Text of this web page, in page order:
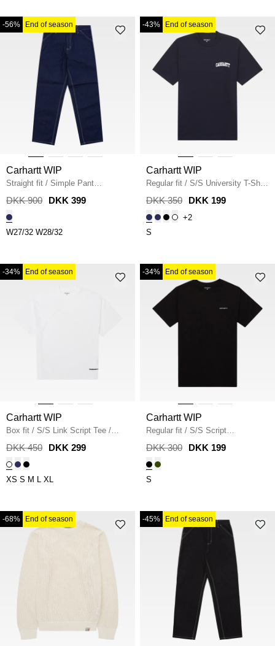
-56% End of season
Carhartt WIP
Straight fit / Simple Pant
I022947.012Y / BLUE ONE
DKK 900 DKK 399
W27/32 W28/32
-43% End of season
Carhartt WIP
Regular fit / S/S University T-Shirt
I034852 / DEEP NIGHT
DKK 350 DKK 199
+2
S
-34% End of season
Carhartt WIP
Box fit / S/S Link Script Tee /
WHITE
DKK 450 DKK 299
XS S M L XL
-34% End of season
Carhartt WIP
Regular fit / S/S Script
Embroidery T-Shirt I030435
DKK 300 DKK 199
S
-68% End of season -45% End of season